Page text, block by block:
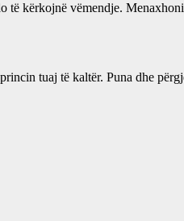
të kërkojnë vëmendje.
tuaj të kaltër. Puna dhe